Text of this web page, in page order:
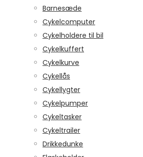
Barnesæde
Cykelcomputer
Cykelholdere til bil
Cykelkuffert
Cykelkurve
Cykellås
Cykellygter
Cykelpumper
Cykeltasker
Cykeltrailer
Drikkedunke